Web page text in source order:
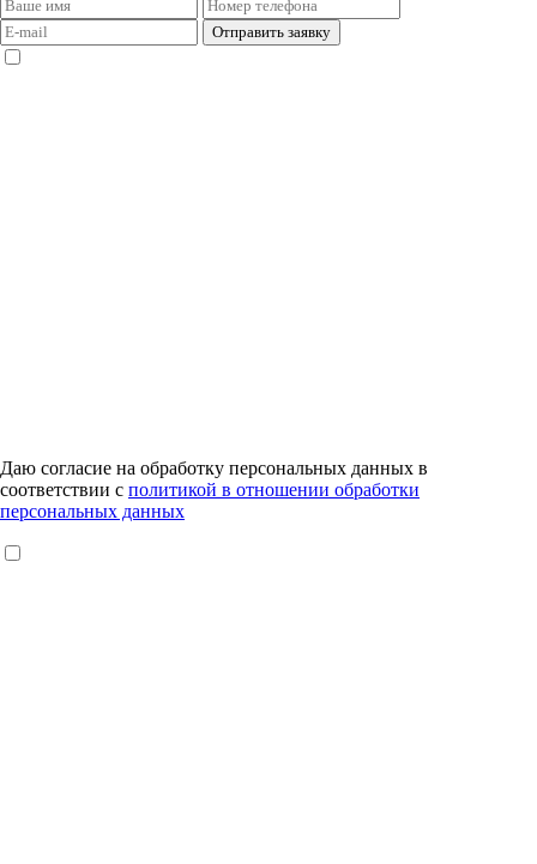
Даю согласие на обработку персональных данных в
соответствии с политикой в отношении обработки
персональных данных